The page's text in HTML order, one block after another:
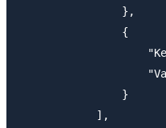
                },
                {
                }
            ],